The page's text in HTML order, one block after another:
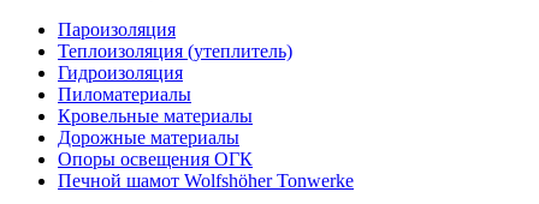
Пароизоляция
Теплоизоляция (утеплитель)
Гидроизоляция
Пиломатериалы
Кровельные материалы
Дорожные материалы
Опоры освещения ОГК
Печной шамот Wolfshöher Tonwerke